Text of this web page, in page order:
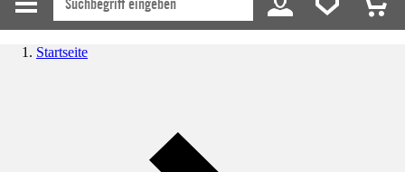
Startseite